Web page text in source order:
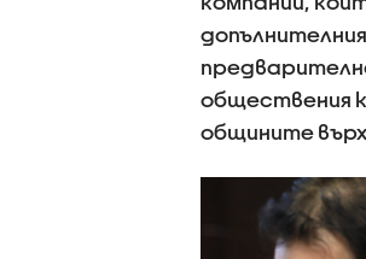
обществения
общините